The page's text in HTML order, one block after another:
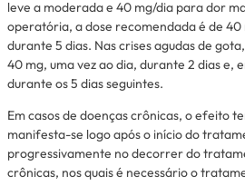
leve a moderada e 40 mg/dia para dor
operatória, a dose recomendada é de 40
durante 5 dias. Nas crises agudas de
40 mg, uma vez ao dia, durante 2 dias e,
durante os 5 dias seguintes.
Em casos de doenças crônicas, o efeito
manifesta-se logo após o início do
progressivamente no decorrer do
crônicas, nos quais é necessário o